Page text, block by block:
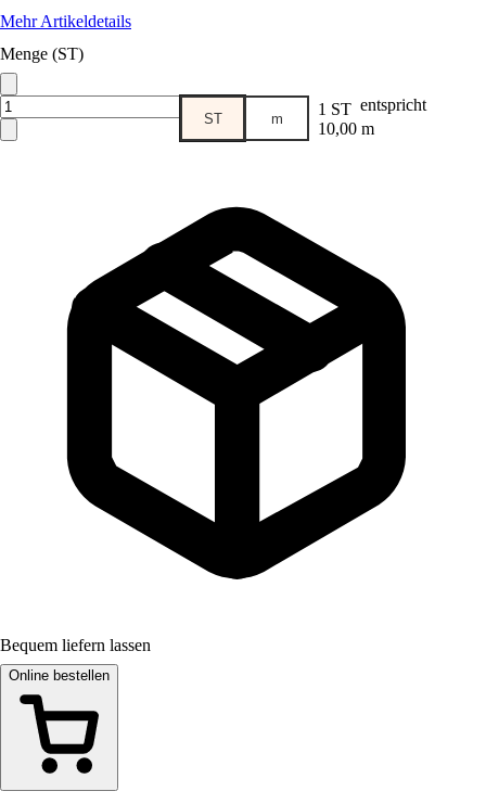
Mehr Artikeldetails
Menge (ST)
ST m 1 ST entspricht
10,00 m
Bequem liefern lassen
Online bestellen